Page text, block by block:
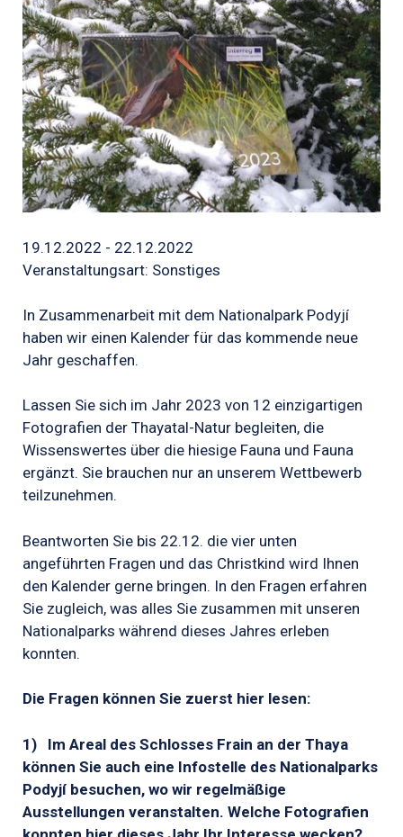
19.12.2022 - 22.12.2022
Veranstaltungsart: Sonstiges
In Zusammenarbeit mit dem Nationalpark Podyjí
haben wir einen Kalender für das kommende neue
Jahr geschaffen.
Lassen Sie sich im Jahr 2023 von 12 einzigartigen
Fotografien der Thayatal-Natur begleiten, die
Wissenswertes über die hiesige Fauna und Fauna
ergänzt. Sie brauchen nur an unserem Wettbewerb
teilzunehmen.
Beantworten Sie bis 22.12. die vier unten
angeführten Fragen und das Christkind wird Ihnen
den Kalender gerne bringen. In den Fragen erfahren
Sie zugleich, was alles Sie zusammen mit unseren
Nationalparks während dieses Jahres erleben
konnten.
Die Fragen können Sie zuerst hier lesen:
1) Im Areal des Schlosses Frain an der Thaya
können Sie auch eine Infostelle des Nationalparks
Podyjí besuchen, wo wir regelmäßige
Ausstellungen veranstalten. Welche Fotografien